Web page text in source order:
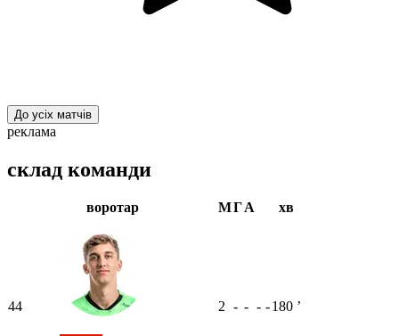
До усіх матчів
реклама
склад команди
воротар МГА хв
44 2 - - - -180 ʼ